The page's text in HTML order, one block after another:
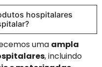
hospitalares
uma ampla
, incluindo